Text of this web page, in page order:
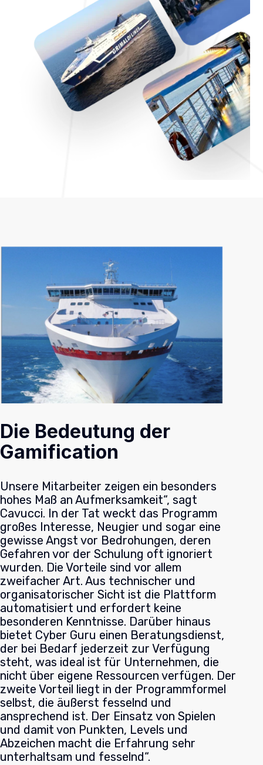
Die Bedeutung der
Gamification
Unsere Mitarbeiter zeigen ein besonders
hohes Maß an Aufmerksamkeit“, sagt
Cavucci. In der Tat weckt das Programm
großes Interesse, Neugier und sogar eine
gewisse Angst vor Bedrohungen, deren
Gefahren vor der Schulung oft ignoriert
wurden. Die Vorteile sind vor allem
zweifacher Art. Aus technischer und
organisatorischer Sicht ist die Plattform
automatisiert und erfordert keine
besonderen Kenntnisse. Darüber hinaus
bietet Cyber Guru einen Beratungsdienst,
der bei Bedarf jederzeit zur Verfügung
steht, was ideal ist für Unternehmen, die
nicht über eigene Ressourcen verfügen. Der
zweite Vorteil liegt in der Programmformel
selbst, die äußerst fesselnd und
ansprechend ist. Der Einsatz von Spielen
und damit von Punkten, Levels und
Abzeichen macht die Erfahrung sehr
unterhaltsam und fesselnd“.